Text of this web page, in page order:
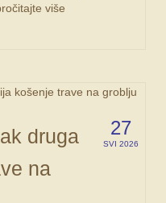
više
27
SVI 2026
druga
na